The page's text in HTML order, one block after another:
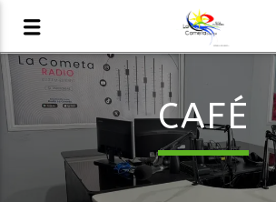
AUDIO EN
LA COMETA, SEÑALES A
CAFÉ